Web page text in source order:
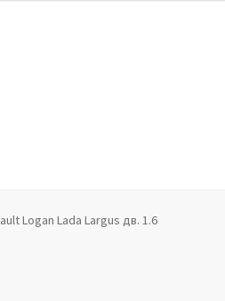
персональных данных
Logan Lada Largus дв. 1.6